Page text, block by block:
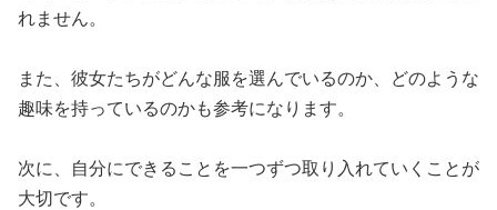
れません。
また、彼女たちがどんな服を選んでいるのか、どのような
趣味を持っているのかも参考になります。
次に、自分にできることを一つずつ取り入れていくことが
大切です。